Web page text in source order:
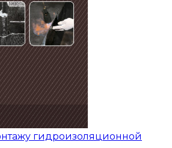
гидроизоляционной